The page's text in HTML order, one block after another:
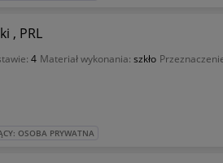
, PRL
4 Materiał wykonania: szkło
OSOBA PRYWATNA